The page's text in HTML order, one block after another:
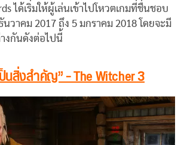
ได้เริ่มให้ผู้เล่นเข้าไปโหวตเกมที่ชื่นชอบ
นวาคม 2017 ถึง 5 มกราคม 2018 โดยจะมี
งกันดังต่อไปนี้
นสิ่งสำคัญ” – The Witcher 3